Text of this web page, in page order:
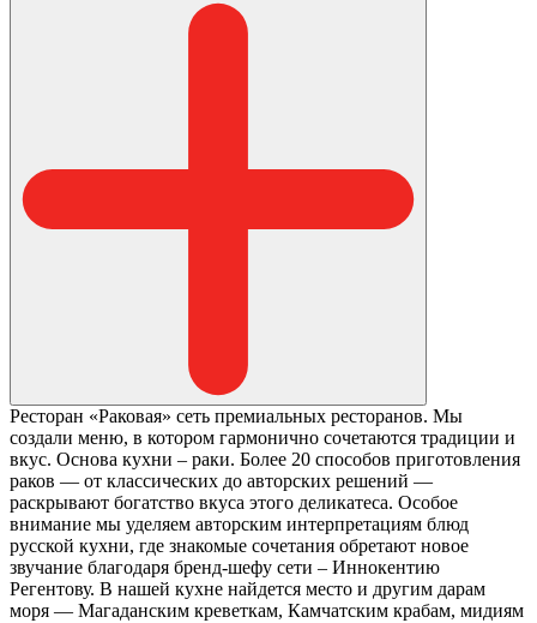
Ресторан «Раковая» сеть премиальных ресторанов. Мы
создали меню, в котором гармонично сочетаются традиции и
вкус. Основа кухни – раки. Более 20 способов приготовления
раков — от классических до авторских решений —
раскрывают богатство вкуса этого деликатеса. Особое
внимание мы уделяем авторским интерпретациям блюд
русской кухни, где знакомые сочетания обретают новое
звучание благодаря бренд-шефу сети – Иннокентию
Регентову. В нашей кухне найдется место и другим дарам
моря — Магаданским креветкам, Камчатским крабам, мидиям